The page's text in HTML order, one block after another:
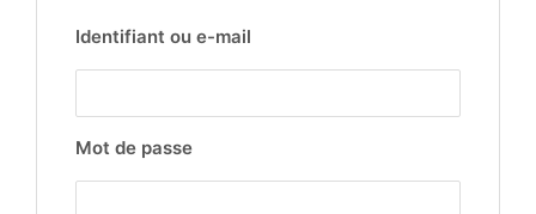
Identifiant ou e-mail
Mot de passe